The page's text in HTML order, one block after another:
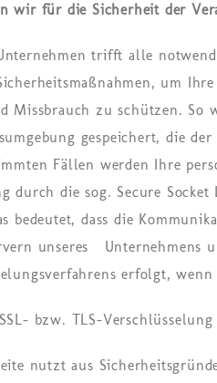
wir für die Si­cher­heit der
trifft alle
um
Miss­brauch zu schüt­zen. So
ge­spei­chert, die
Fäl­len wer­den Ihre
durch die sog. Se­cu­re
be­deu­tet, dass die
unseres Unternehmens
er­folgt,
bzw. TLS-Verschlüsselung
nutzt aus